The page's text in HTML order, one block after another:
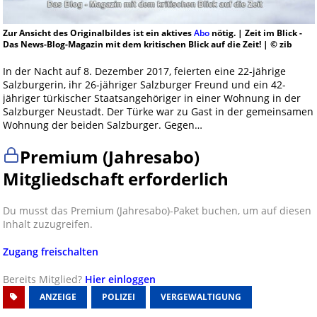
Zur Ansicht des Originalbildes ist ein aktivesAbonötig. | Zeit im Blick -
Das News-Blog-Magazin mit dem kritischen Blick auf die Zeit! | © zib
In der Nacht auf 8. Dezember 2017, feierten eine 22-jährige
Salzburgerin, ihr 26-jähriger Salzburger Freund und ein 42-
jähriger türkischer Staatsangehöriger in einer Wohnung in der
Salzburger Neustadt. Der Türke war zu Gast in der gemeinsamen
Wohnung der beiden Salzburger. Gegen…
Premium (Jahresabo)
Mitgliedschaft erforderlich
Du musst das Premium (Jahresabo)-Paket buchen, um auf diesen
Inhalt zuzugreifen.
Zugang freischalten
Bereits Mitglied? Hier einloggen
ANZEIGE POLIZEI VERGEWALTIGUNG